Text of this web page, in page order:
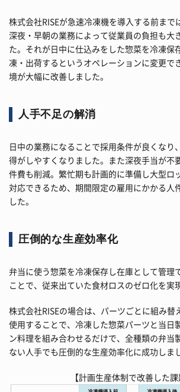
株式会社RISEが急速冷凍機を導入する前まで
深夜・早朝の業務によって従業員の負担も大
た。それが日中に仕込みをした惣菜を冷凍保
凍・出荷するというオペレーションに変更で
境が大幅に改善しました。
人手不足の解消
日中の業務になることで採用条件が良くなり
得がしやすくなりました。また深夜手当が不
件費も削減。繁忙期も計画的に準備し大型ロ
対応できるため、期間限定の雇用にかかる人
した。
圧倒的な生産効率化
弁当に使う惣菜を冷凍保存し在庫として管理
ことで、従来出ていた食材ロスのゼロ化を実
株式会社RISEの場合は、パーツごとに組み替
使用することで、冷凍した惣菜パーツと当日
ン料理を組み合わせるだけで、全種類の弁当
ない人手でも圧倒的な生産効率化に成功しま
【計画生産体制で改善した課